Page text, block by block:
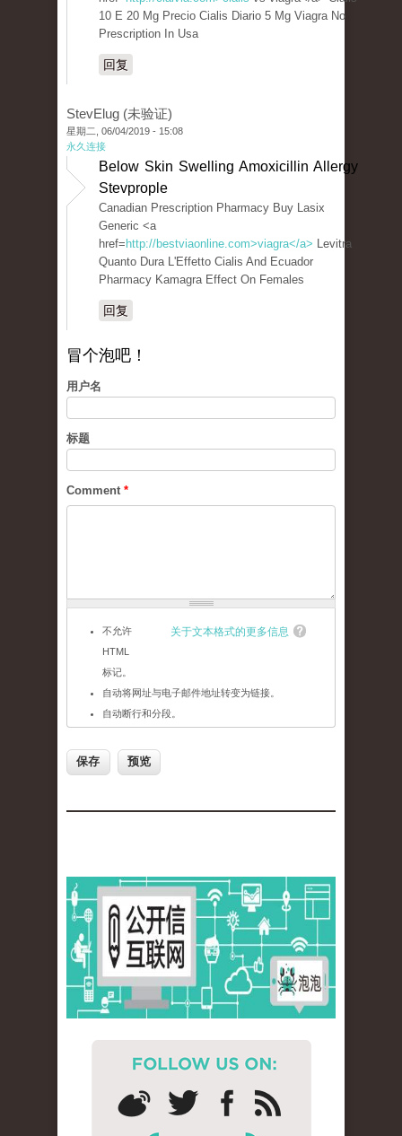
10 E 20 Mg Precio Cialis Diario 5 Mg Viagra No
Prescription In Usa
回复
StevElug (未验证)
星期二, 06/04/2019 - 15:08
永久连接
Below Skin Swelling Amoxicillin Allergy
Stevprople
Canadian Prescription Pharmacy Buy Lasix
Generic <a
href= http://bestviaonline.com>viagra</a> Levitra
Quanto Dura L'Effetto Cialis And Ecuador
Pharmacy Kamagra Effect On Females
回复
冒个泡吧！
用户名
标题
Comment *
关于文本格式的更多信息
不允许
HTML
标记。
自动将网址与电子邮件地址转变为链接。
自动断行和分段。